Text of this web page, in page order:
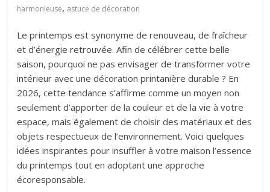
harmonieuse, astuce de décoration
Le printemps est synonyme de renouveau, de fraîcheur
et d’énergie retrouvée. Afin de célébrer cette belle
saison, pourquoi ne pas envisager de transformer votre
intérieur avec une décoration printanière durable ? En
2026, cette tendance s’affirme comme un moyen non
seulement d’apporter de la couleur et de la vie à votre
espace, mais également de choisir des matériaux et des
objets respectueux de l’environnement. Voici quelques
idées inspirantes pour insuffler à votre maison l’essence
du printemps tout en adoptant une approche
écoresponsable.